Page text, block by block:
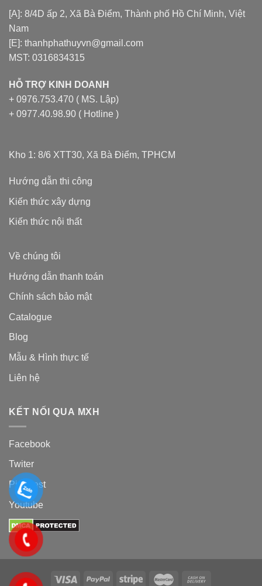
[A]: 8/4D ấp 2, Xã Bà Điểm, Thành phố Hồ Chí Minh, Việt
Nam
[E]: thanhphathuyvn@gmail.com
MST: 0316834315
HỖ TRỢ KINH DOANH
+ 0976.753.470 ( MS. Lập)
+ 0977.40.98.90 ( Hotline )
Kho 1: 8/6 XTT30, Xã Bà Điểm, TPHCM
Hướng dẫn thi công
Kiến thức xây dựng
Kiến thức nội thất
Về chúng tôi
Hướng dẫn thanh toán
Chính sách bảo mật
Catalogue
Blog
Mẫu & Hình thực tế
Liên hệ
KẾT NỐI QUA MXH
Facebook
Twiter
Pinterest
Youtube